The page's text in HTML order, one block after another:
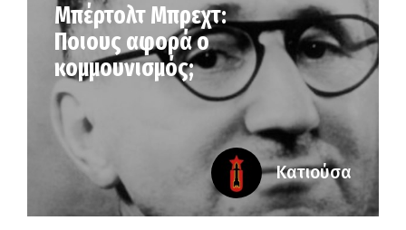
Μπέρτολτ Μπρεχτ:
Ποιους αφορά ο
κομμουνισμός;
Κατιούσα